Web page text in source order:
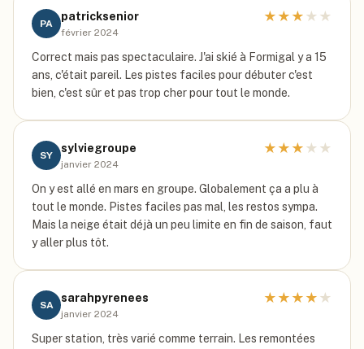
PA
patricksenior
février 2024
★ ★ ★ ★ ★
Correct mais pas spectaculaire. J'ai skié à Formigal y a 15
ans, c'était pareil. Les pistes faciles pour débuter c'est
bien, c'est sûr et pas trop cher pour tout le monde.
SY
sylviegroupe
janvier 2024
★ ★ ★ ★ ★
On y est allé en mars en groupe. Globalement ça a plu à
tout le monde. Pistes faciles pas mal, les restos sympa.
Mais la neige était déjà un peu limite en fin de saison, faut
y aller plus tôt.
SA
sarahpyrenees
janvier 2024
★ ★ ★ ★ ★
Super station, très varié comme terrain. Les remontées